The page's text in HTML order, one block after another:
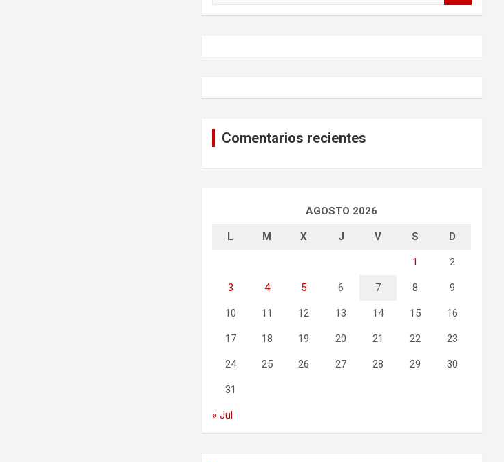
h
Comentarios recientes
AGOSTO 2026
L M X J V S D
1 2
3 4 5 6 7 8 9
10 11 12 13 14 15 16
17 18 19 20 21 22 23
24 25 26 27 28 29 30
31
« Jul